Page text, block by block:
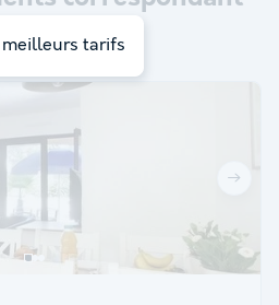
meilleurs tarifs